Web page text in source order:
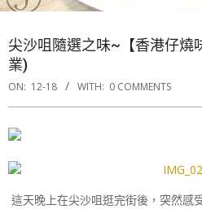
尖沙咀隨選之味~【香港仔燒
業)
ON: 12-18 WITH: 0 COMMENTS
這天晚上在尖沙咀逛完街後，突然感